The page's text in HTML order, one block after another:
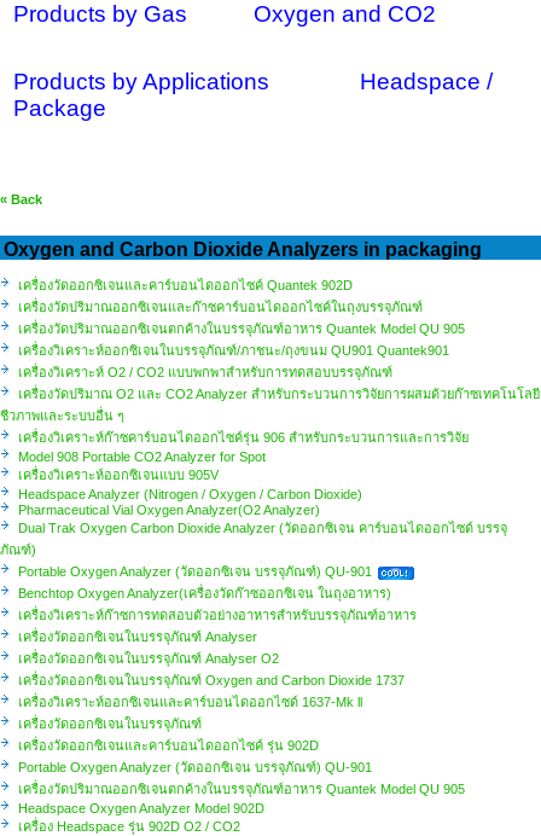
Products by Gas Oxygen and CO2
Products by Applications Headspace /
Package
« Back
Oxygen and Carbon Dioxide Analyzers in packaging
เครื่องวัดออกซิเจนและคาร์บอนไดออกไซค์ Quantek 902D
เครื่องวัดปริมาณออกซิเจนและก๊าซคาร์บอนไดออกไซค์ในถุงบรรจุภัณฑ์
เครื่องวัดปริมาณออกซิเจนตกค้างในบรรจุภัณฑ์อาหาร Quantek Model QU 905
เครื่องวิเคราะห์ออกซิเจนในบรรจุภัณฑ์/ภาชนะ/ถุงขนม QU901 Quantek901
เครื่องวิเคราะห์ O2 / CO2 แบบพกพาสำหรับการทดสอบบรรจุภัณฑ์
เครื่องวัดปริมาณ O2 และ CO2 Analyzer สำหรับกระบวนการวิจัยการผสมด้วยก๊าซเทคโนโลยี
ชีวภาพและระบบอื่น ๆ
เครื่องวิเคราะห์ก๊าซคาร์บอนไดออกไซค์รุ่น 906 สำหรับกระบวนการและการวิจัย
Model 908 Portable CO2 Analyzer for Spot
เครื่องวิเคราะห์ออกซิเจนแบบ 905V
Headspace Analyzer (Nitrogen / Oxygen / Carbon Dioxide)
Pharmaceutical Vial Oxygen Analyzer(O2 Analyzer)
Dual Trak Oxygen Carbon Dioxide Analyzer (วัดออกซิเจน คาร์บอนไดออกไซด์ บรรจุ
ภัณฑ์)
Portable Oxygen Analyzer (วัดออกซิเจน บรรจุภัณฑ์) QU-901
Benchtop Oxygen Analyzer(เครื่องวัดก๊าซออกซิเจน ในถุงอาหาร)
เครื่องวิเคราะห์ก๊าซการทดสอบตัวอย่างอาหารสำหรับบรรจุภัณฑ์อาหาร
เครื่องวัดออกซิเจนในบรรจุภัณฑ์ Analyser
เครื่องวัดออกซิเจนในบรรจุภัณฑ์ Analyser O2
เครื่องวัดออกซิเจนในบรรจุภัณฑ์ Oxygen and Carbon Dioxide 1737
เครื่องวิเคราะห์ออกซิเจนและคาร์บอนไดออกไซด์ 1637-Mk ll
เครื่องวัดออกซิเจนในบรรจุภัณฑ์
เครื่องวัดออกซิเจนและคาร์บอนไดออกไซค์ รุ่น 902D
Portable Oxygen Analyzer (วัดออกซิเจน บรรจุภัณฑ์) QU-901
เครื่องวัดปริมาณออกซิเจนตกค้างในบรรจุภัณฑ์อาหาร Quantek Model QU 905
Headspace Oxygen Analyzer Model 902D
เครื่อง Headspace รุ่น 902D O2 / CO2